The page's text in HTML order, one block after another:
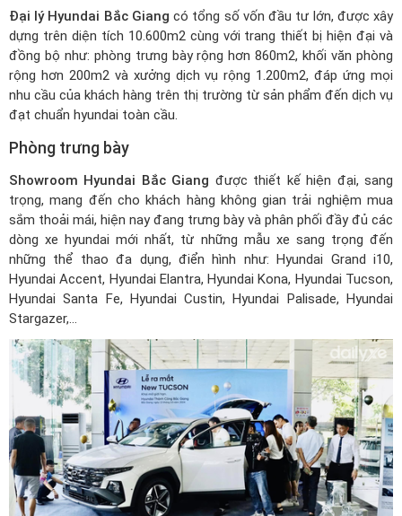
Đại lý Hyundai Bắc Giang có tổng số vốn đầu tư lớn, được xây
dựng trên diện tích 10.600m2 cùng với trang thiết bị hiện đại và
đồng bộ như: phòng trưng bày rộng hơn 860m2, khối văn phòng
rộng hơn 200m2 và xưởng dịch vụ rộng 1.200m2, đáp ứng mọi
nhu cầu của khách hàng trên thị trường từ sản phẩm đến dịch vụ
đạt chuẩn hyundai toàn cầu.
Phòng trưng bày
Showroom Hyundai Bắc Giang được thiết kế hiện đại, sang
trọng, mang đến cho khách hàng không gian trải nghiệm mua
sắm thoải mái, hiện nay đang trưng bày và phân phối đầy đủ các
dòng xe hyundai mới nhất, từ những mẫu xe sang trọng đến
những thể thao đa dụng, điển hình như: Hyundai Grand i10,
Hyundai Accent, Hyundai Elantra, Hyundai Kona, Hyundai Tucson,
Hyundai Santa Fe, Hyundai Custin, Hyundai Palisade, Hyundai
Stargazer,…